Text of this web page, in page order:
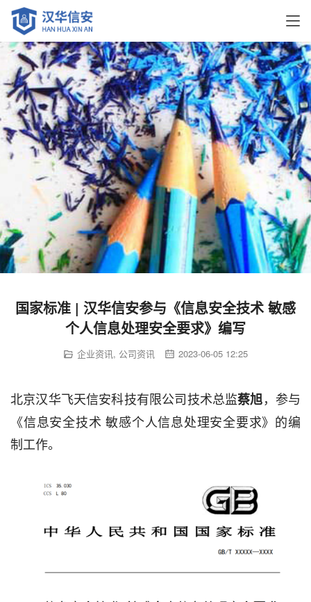
国家标准 | 汉华信安参与《信息安全技术 敏感
个人信息处理安全要求》编写
企业资讯, 公司资讯 2023-06-05 12:25
北京汉华飞天信安科技有限公司技术总监蔡旭，参与
《信息安全技术 敏感个人信息处理安全要求》的编
制工作。